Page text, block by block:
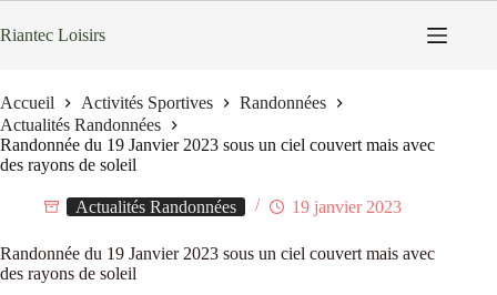
au
Riantec Loisirs
Accueil Activités Sportives
Randonnées
Actualités Randonnées
Randonnée du 19 Janvier 2023 sous un ciel couvert mais avec
des rayons de soleil
Actualités Randonnées 19 janvier 2023
Randonnée du 19 Janvier 2023 sous un ciel couvert mais avec
des rayons de soleil